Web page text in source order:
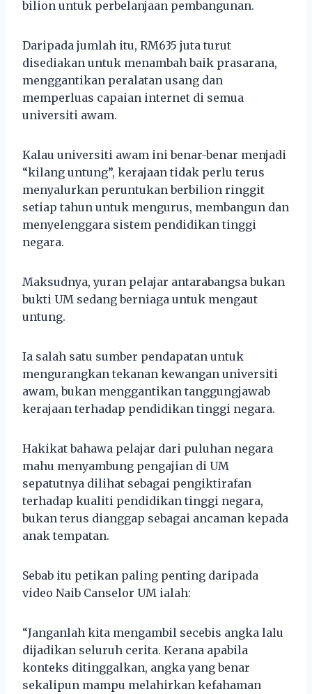
bilion untuk perbelanjaan pembangunan.
Daripada jumlah itu, RM635 juta turut
disediakan untuk menambah baik prasarana,
menggantikan peralatan usang dan
memperluas capaian internet di semua
universiti awam.
Kalau universiti awam ini benar-benar menjadi
“kilang untung”, kerajaan tidak perlu terus
menyalurkan peruntukan berbilion ringgit
setiap tahun untuk mengurus, membangun dan
menyelenggara sistem pendidikan tinggi
negara.
Maksudnya, yuran pelajar antarabangsa bukan
bukti UM sedang berniaga untuk mengaut
untung.
Ia salah satu sumber pendapatan untuk
mengurangkan tekanan kewangan universiti
awam, bukan menggantikan tanggungjawab
kerajaan terhadap pendidikan tinggi negara.
Hakikat bahawa pelajar dari puluhan negara
mahu menyambung pengajian di UM
sepatutnya dilihat sebagai pengiktirafan
terhadap kualiti pendidikan tinggi negara,
bukan terus dianggap sebagai ancaman kepada
anak tempatan.
Sebab itu petikan paling penting daripada
video Naib Canselor UM ialah:
“Janganlah kita mengambil secebis angka lalu
dijadikan seluruh cerita. Kerana apabila
konteks ditinggalkan, angka yang benar
sekalipun mampu melahirkan kefahaman